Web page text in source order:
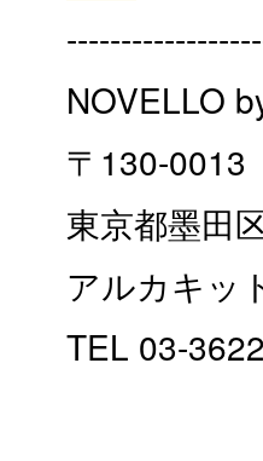
NOVELLO
〒130-0013
東京都墨田
アルカキッ
TEL 03-